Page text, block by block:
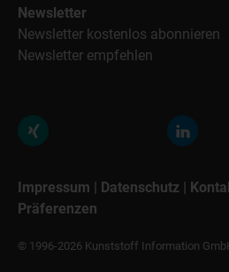
Newsletter
Newsletter kostenlos abonnieren
Newsletter empfehlen
Impressum Datenschutz
Präferenzen
© 1996-2026 Kunststoff Information